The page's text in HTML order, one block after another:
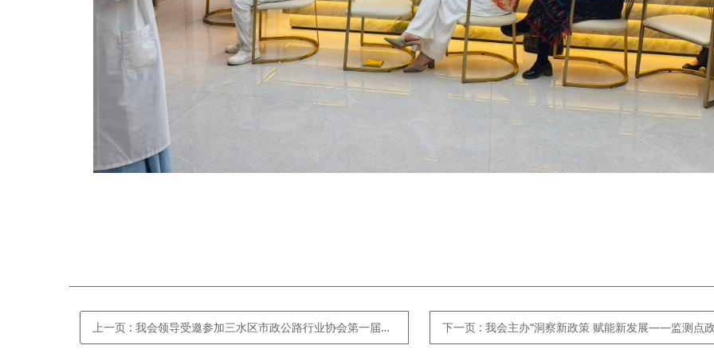
上一页 : 我会领导受邀参加三水区市政公路行业协会第一届理事会就职典礼 下一页 : 我会主办“洞察新政策 赋能新发展——监测点政策宣讲培训会”顺利